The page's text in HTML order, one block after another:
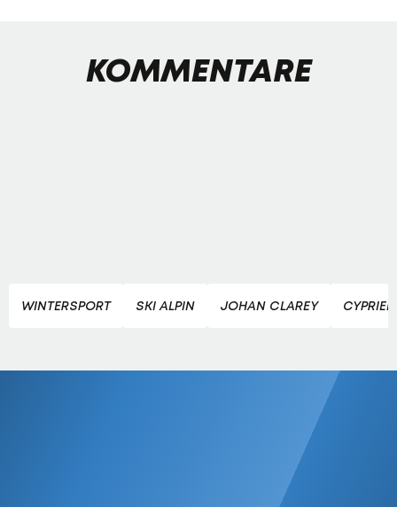
KOMMENTARE
WINTERSPORT SKI ALPIN JOHAN CLAREY